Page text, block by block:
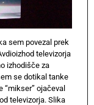
sem povezal prek
televizorja
izhodišče za
se dotikal tanke
ojačeval
televizorja. Slika